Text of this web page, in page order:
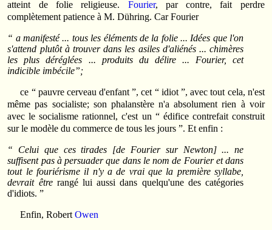
atteint de folie religieuse. Fourier, par contre, fait perdre
complètement patience à M. Dühring. Car Fourier
“ a manifesté ... tous les éléments de la folie ... Idées que l'on
s'attend plutôt à trouver dans les asiles d'aliénés ... chimères
les plus déréglées ... produits du délire ... Fourier, cet
indicible imbécile”;
ce “ pauvre cerveau d'enfant ”, cet “ idiot ”, avec tout cela, n'est
même pas socialiste; son phalanstère n'a absolument rien à voir
avec le socialisme rationnel, c'est un “ édifice contrefait construit
sur le modèle du commerce de tous les jours ”. Et enfin :
“ Celui que ces tirades [de Fourier sur Newton] ... ne
suffisent pas à persuader que dans le nom de Fourier et dans
tout le fouriérisme il n'y a de vrai que la première syllabe,
devrait être rangé lui aussi dans quelqu'une des catégories
d'idiots. ”
Enfin, RobertOwen